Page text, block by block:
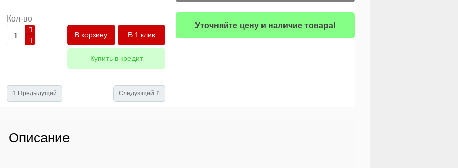
Кол-во
В 1 клик
Купить в кредит
Предыдущий Следующий
Уточняйте цену и наличие товара!
Описание